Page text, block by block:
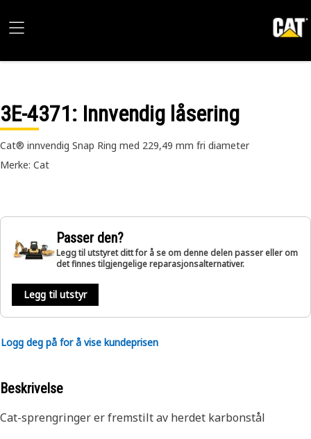
3E-4371: Innvendig låsering
Cat® innvendig Snap Ring med 229,49 mm fri diameter
Merke: Cat
Passer den?
Legg til utstyret ditt for å se om denne delen passer eller om
det finnes tilgjengelige reparasjonsalternativer.
Legg til utstyr
Logg deg på for å vise kundeprisen
Beskrivelse
Cat-sprengringer er fremstilt av herdet karbonstål